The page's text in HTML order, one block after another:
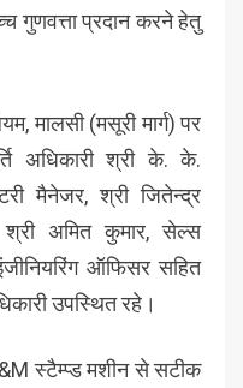
गुणवत्ता प्रदान करने हेतु
मालसी (मसूरी मार्ग) पर
अधिकारी श्री के. के.
मैनेजर, श्री जितेन्द्र
श्री अमित कुमार, सेल्स
ऑफिसर सहित
उपस्थित रहे।
स्टैम्प्ड मशीन से सटीक